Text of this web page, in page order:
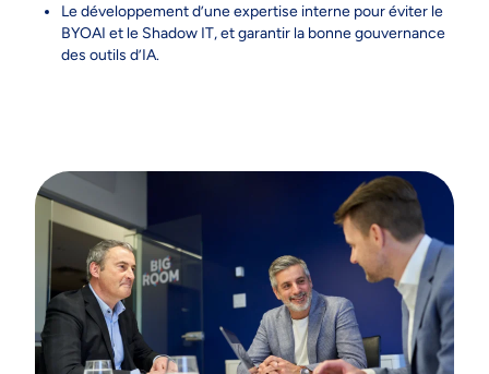
Le développement d’une expertise interne pour éviter le
BYOAI et le Shadow IT, et garantir la bonne gouvernance
des outils d’IA.